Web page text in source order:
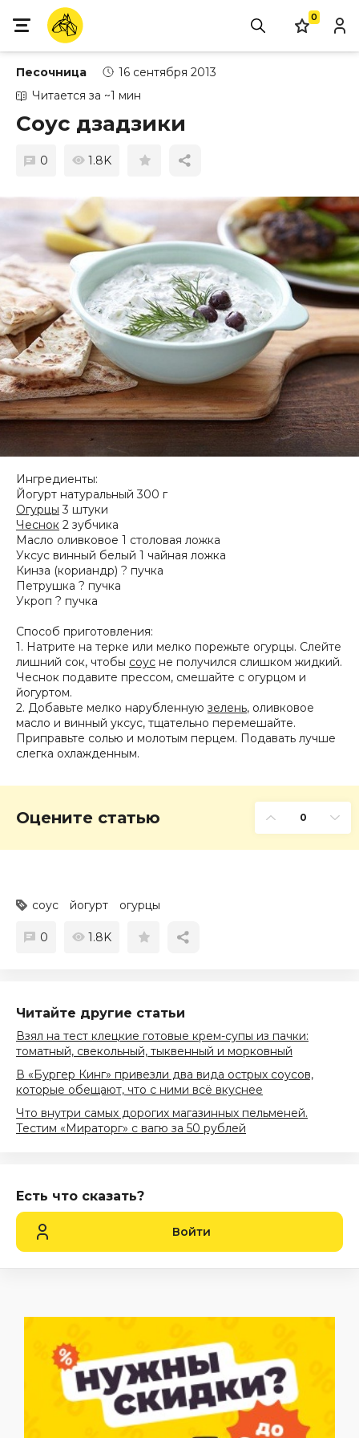
0
Песочница
16 сентября 2013
Читается за ~1 мин
Соус дзадзики
0 1.8K
Ингредиенты:
Йогурт натуральный 300 г
Огурцы 3 штуки
Чеснок 2 зубчика
Масло оливковое 1 столовая ложка
Уксус винный белый 1 чайная ложка
Кинза (кориандр) ? пучка
Петрушка ? пучка
Укроп ? пучка
Способ приготовления:
1. Натрите на терке или мелко порежьте огурцы. Слейте
лишний сок, чтобы соус не получился слишком жидкий.
Чеснок подавите прессом, смешайте с огурцом и
йогуртом.
2. Добавьте мелко нарубленную зелень, оливковое
масло и винный уксус, тщательно перемешайте.
Приправьте солью и молотым перцем. Подавать лучше
слегка охлажденным.
Оцените статью 0
соус йогурт огурцы
0 1.8K
Читайте другие статьи
Взял на тест клецкие готовые крем-супы из пачки:
томатный, свекольный, тыквенный и морковный
В «Бургер Кинг» привезли два вида острых соусов,
которые обещают, что с ними всё вкуснее
Что внутри самых дорогих магазинных пельменей.
Тестим «Мираторг» с вагю за 50 рублей
Есть что сказать?
Войти